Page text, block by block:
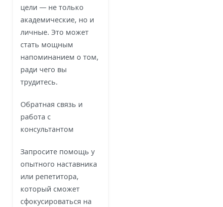
цели — не только
академические, но и
личные. Это может
стать мощным
напоминанием о том,
ради чего вы
трудитесь.
Обратная связь и
работа с
консультантом
Запросите помощь у
опытного наставника
или репетитора,
который сможет
сфокусироваться на